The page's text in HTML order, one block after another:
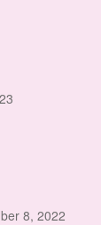
8, 2022